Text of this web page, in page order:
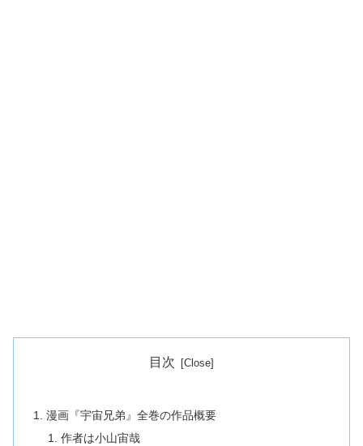
目次
漫画『宇宙兄弟』全巻の作品概要
作者は小山宙哉